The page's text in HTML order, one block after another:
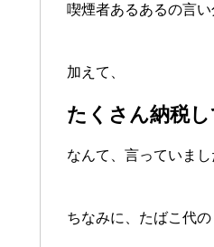
喫煙者あるあるの言い
加えて、
たくさん納税
なんて、言っていまし
ちなみに、たばこ代の